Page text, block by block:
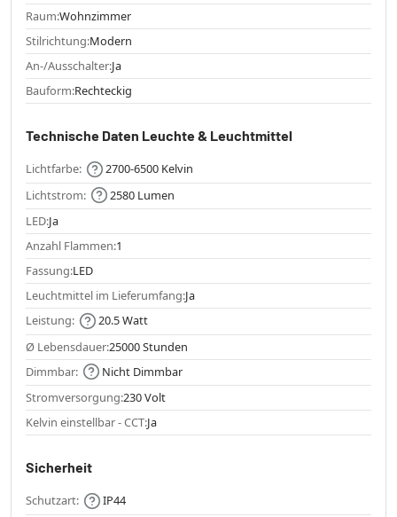
Raum:Wohnzimmer
Stilrichtung:Modern
An-/Ausschalter:Ja
Bauform:Rechteckig
Technische Daten Leuchte & Leuchtmittel
Lichtfarbe:
2700-6500 Kelvin
Lichtstrom:
2580 Lumen
LED:Ja
Anzahl Flammen:1
Fassung:LED
Leuchtmittel im Lieferumfang:Ja
Leistung:
20.5 Watt
Ø Lebensdauer:25000 Stunden
Dimmbar:
Nicht Dimmbar
Stromversorgung:230 Volt
Kelvin einstellbar - CCT:Ja
Sicherheit
Schutzart:
IP44